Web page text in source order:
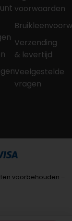
voorwaarden
Verzending
& levertijd
Veelgestelde
vragen
voorbehouden –